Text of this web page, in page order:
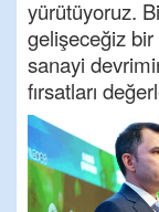
yürütüyoruz.
gelişeceğiz
sanayi
fırsatları